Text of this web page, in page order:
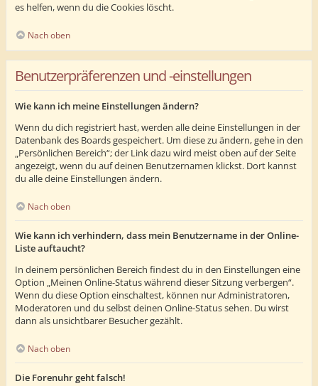
es helfen, wenn du die Cookies löscht.
Nach oben
Benutzerpräferenzen und -einstellungen
Wie kann ich meine Einstellungen ändern?
Wenn du dich registriert hast, werden alle deine Einstellungen in der
Datenbank des Boards gespeichert. Um diese zu ändern, gehe in den
„Persönlichen Bereich“; der Link dazu wird meist oben auf der Seite
angezeigt, wenn du auf deinen Benutzernamen klickst. Dort kannst
du alle deine Einstellungen ändern.
Nach oben
Wie kann ich verhindern, dass mein Benutzername in der Online-
Liste auftaucht?
In deinem persönlichen Bereich findest du in den Einstellungen eine
Option „Meinen Online-Status während dieser Sitzung verbergen“.
Wenn du diese Option einschaltest, können nur Administratoren,
Moderatoren und du selbst deinen Online-Status sehen. Du wirst
dann als unsichtbarer Besucher gezählt.
Nach oben
Die Forenuhr geht falsch!